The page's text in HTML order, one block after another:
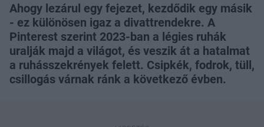
Ahogy lezárul egy fejezet, kezdődik egy másik
- ez különösen igaz a divattrendekre. A
Pinterest szerint 2023-ban a légies ruhák
uralják majd a világot, és veszik át a hatalmat
a ruhásszekrények felett. Csipkék, fodrok, tüll,
csillogás várnak ránk a következő évben.